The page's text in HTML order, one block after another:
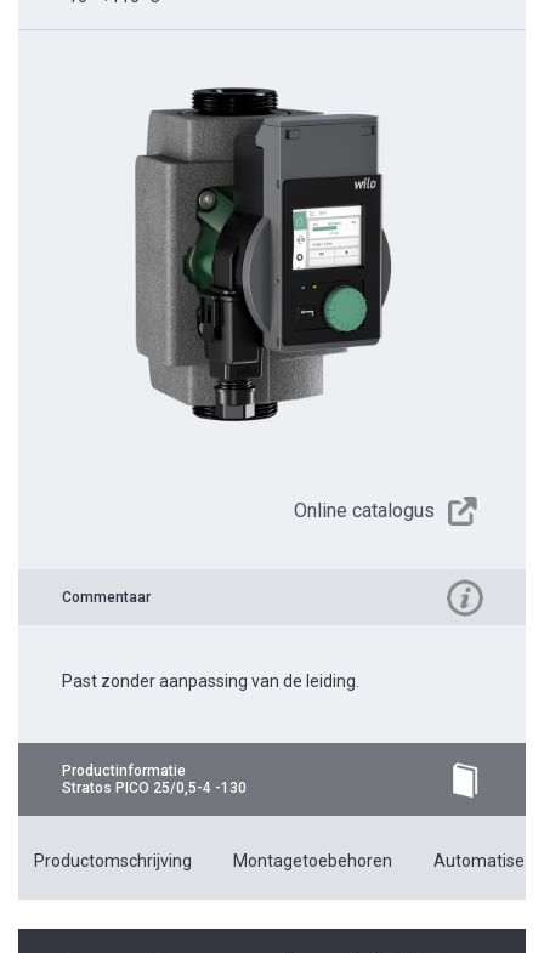
Online catalogus
Commentaar
Past zonder aanpassing van de leiding.
Productinformatie
Stratos PICO 25/0,5-4 -130
Productomschrijving Montagetoebehoren